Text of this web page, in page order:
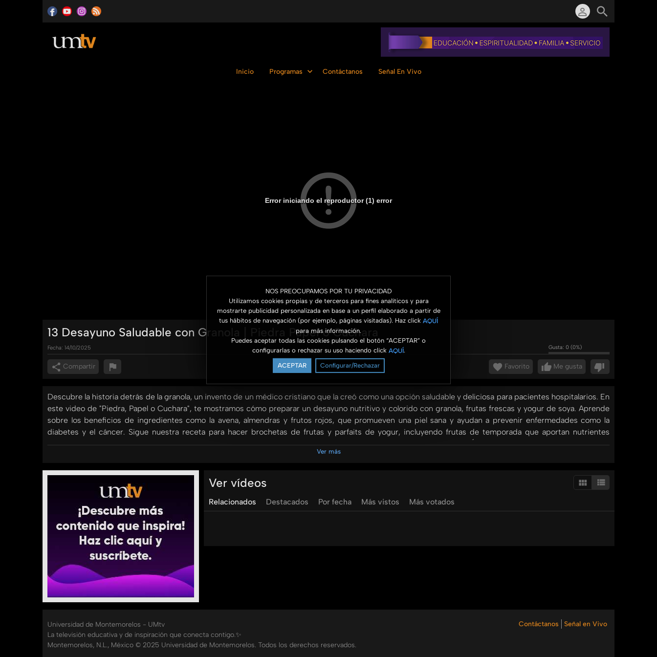
NOS PREOCUPAMOS POR TU PRIVACIDAD
Utilizamos cookies propias y de terceros para fines analíticos y para
mostrarte publicidad personalizada en base a un perfil elaborado a partir de
tus hábitos de navegación (por ejemplo, páginas visitadas). Haz click AQUÍ
para más información.
Puedes aceptar todas las cookies pulsando el botón “ACEPTAR” o
configurarlas o rechazar su uso haciendo click AQUÍ.
ACEPTAR Configurar/Rechazar
Inicio Programas Contáctanos Señal En Vivo
Error iniciando el reproductor (1) error
13 Desayuno Saludable con Granola | Piedra Papel o Cuchara
Fecha: 14/10/2025 Gusta: 0 (0%)
Compartir Me gusta
Favorito
Descubre la historia detrás de la granola, un invento de un médico cristiano que la creó como una opción saludable y deliciosa para pacientes hospitalarios. En
este video de "Piedra, Papel o Cuchara", te mostramos cómo preparar un desayuno nutritivo y colorido con granola, frutas frescas y yogur de soya. Aprende
sobre los beneficios de ingredientes como la avena, almendras y frutos rojos, que promueven una piel sana y ayudan a prevenir enfermedades como la
diabetes y el cáncer. Sigue nuestra receta para hacer brochetas de frutas y parfaits de yogur, incluyendo frutas de temporada que aportan nutrientes
esenciales. Además, conoce la importancia del programa '5 al día' para consumir frutas y verduras de distintos colores. Únete a nuestra cocina y disfruta de un
desayuno sencillo, rápido y saludable que puedes preparar fácilmente en casa.
Categorías:
Niños y Jóvenes
Piedra Papel o Cuchara
Ver más
Ver vídeos
Relacionados Destacados Por fecha Más vistos Más votados
Contáctanos Señal en Vivo
Universidad de Montemorelos - UMtv
La televisión educativa y de inspiración que conecta contigo.✨
Montemorelos, N.L., México © 2025 Universidad de Montemorelos. Todos los derechos reservados.